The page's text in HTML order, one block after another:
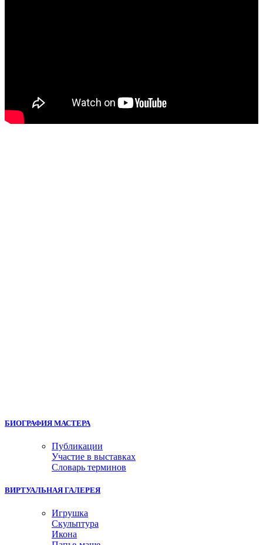
БИОГРАФИЯ МАСТЕРА
Публикации
Участие в выставках
Словарь терминов
ВИРТУАЛЬНАЯ ГАЛЕРЕЯ
Игрушка
Скульптура
Икона